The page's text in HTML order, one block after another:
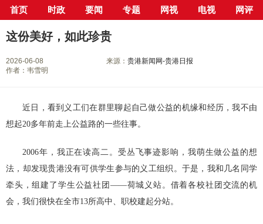
首页 时政 要闻 专题 网视 电视 网评
当前位置： 首页> 专栏>贵港30年>我和我的贵港 > 正文
这份美好，如此珍贵
2026-06-08 来源：贵港新闻网-贵港日报
作者：韦雪明
近日，看到义工们在群里聊起自己做公益的机缘和经历，我不由
想起20多年前走上公益路的一些往事。
2006年，我正在读高二。受丛飞事迹影响，我萌生做公益的想
法，却发现贵港没有可供学生参与的义工组织。于是，我和几名同学
牵头，组建了学生公益社团——荷城义站。借着各校社团交流的机
会，我们很快在全市13所高中、职校建起分站。